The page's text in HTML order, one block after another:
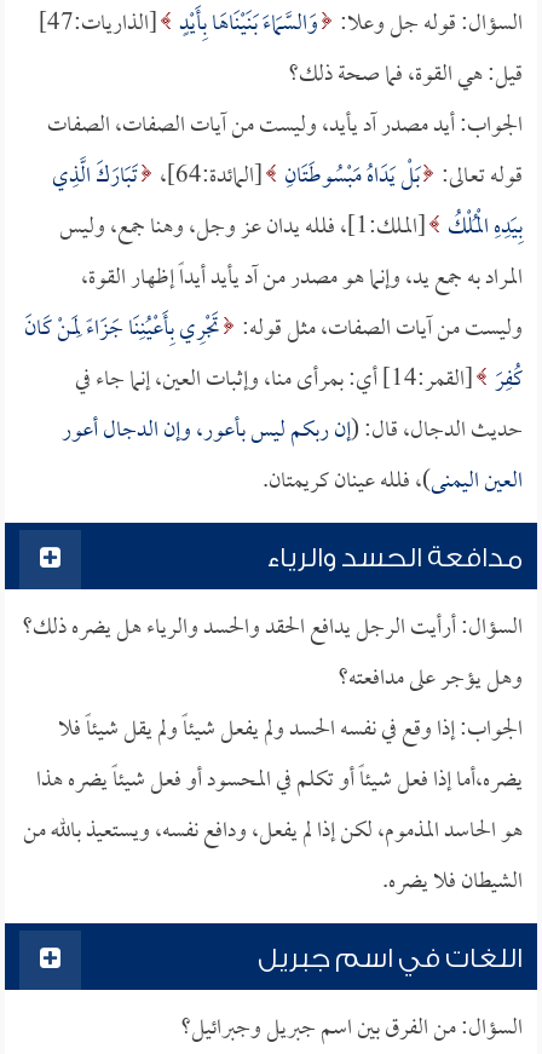
السؤال: قوله جل وعلا: وَالسَّمَاءَ بَنَيْنَاهَا بِأَيْدٍ
[الذاريات:47]
قيل: هي القوة، فما صحة ذلك؟
الجواب: أيد مصدر آد يأيد، وليست من آيات الصفات، الصفات
قوله تعالى: بَلْ يَدَاهُ مَبْسُوطَتَانِ [المائدة:64]،
تَبَارَكَ الَّذِي
بِيَدِهِ الْمُلْكُ
[الملك:1]، فلله يدان عز وجل، وهنا جمع، وليس
المراد به جمع يد، وإنما هو مصدر من آد يأيد أيداً إظهار القوة،
وليست من آيات الصفات، مثل قوله: تَجْرِي بِأَعْيُنِنَا جَزَاءً لِمَنْ كَانَ
كُفِرَ
[القمر:14] أي: بمرأى منا، وإثبات العين، إنما جاء في
حديث الدجال، قال: (إن ربكم ليس بأعور، وإن الدجال أعور
العين اليمنى)، فلله عينان كريمتان.
مدافعة الحسد والرياء
السؤال: أرأيت الرجل يدافع الحقد والحسد والرياء هل يضره ذلك؟
وهل يؤجر على مدافعته؟
الجواب: إذا وقع في نفسه الحسد ولم يفعل شيئاً ولم يقل شيئاً فلا
يضره،أما إذا فعل شيئاً أو تكلم في المحسود أو فعل شيئاً يضره هذا
هو الحاسد المذموم، لكن إذا لم يفعل، ودافع نفسه، ويستعيذ بالله من
الشيطان فلا يضره.
اللغات في اسم جبريل
السؤال: من الفرق بين اسم جبريل وجبرائيل؟